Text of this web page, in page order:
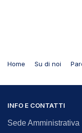
Home Su di noi
INFO E CONTATTI
Sede Amministrativa